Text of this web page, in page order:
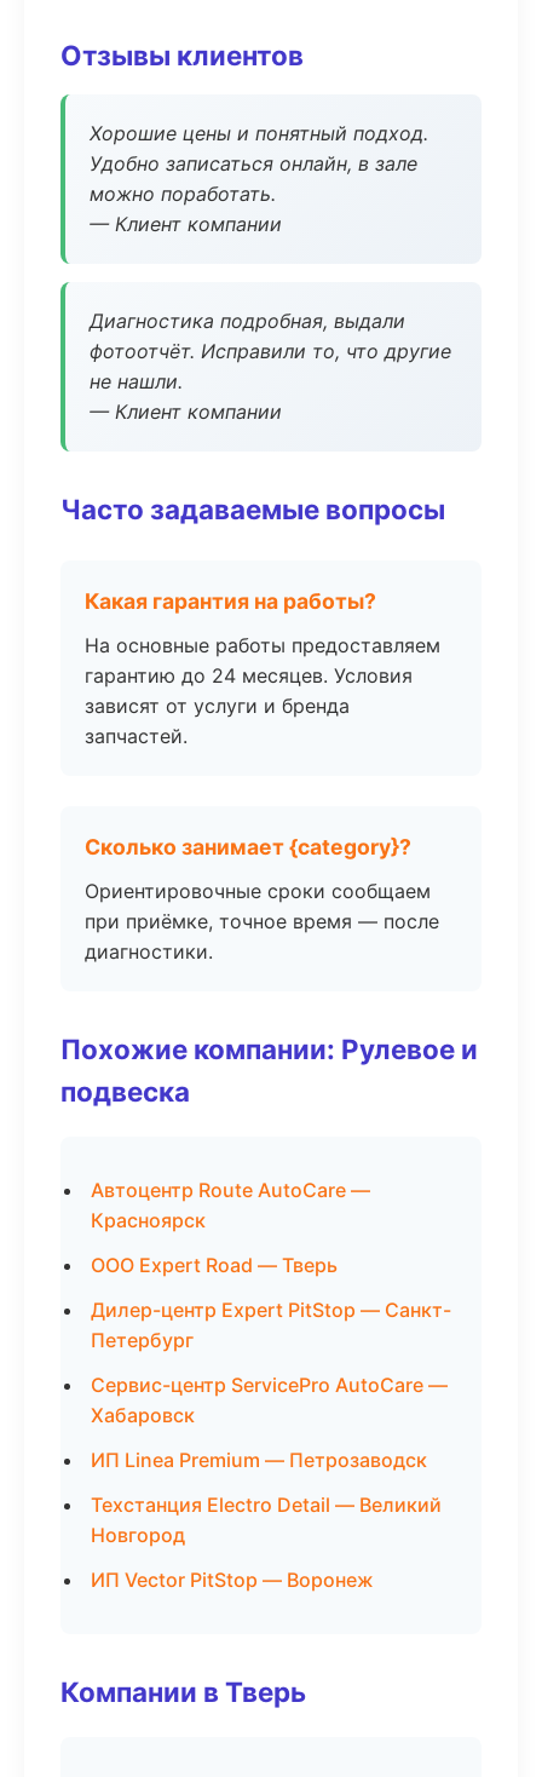
Отзывы клиентов
Хорошие цены и понятный подход.
Удобно записаться онлайн, в зале
можно поработать.
— Клиент компании
Диагностика подробная, выдали
фотоотчёт. Исправили то, что другие
не нашли.
— Клиент компании
Часто задаваемые вопросы
Какая гарантия на работы?
На основные работы предоставляем
гарантию до 24 месяцев. Условия
зависят от услуги и бренда
запчастей.
Сколько занимает {category}?
Ориентировочные сроки сообщаем
при приёмке, точное время — после
диагностики.
Похожие компании: Рулевое и
подвеска
Автоцентр Route AutoCare —
Красноярск
ООО Expert Road — Тверь
Дилер-центр Expert PitStop — Санкт-
Петербург
Сервис-центр ServicePro AutoCare —
Хабаровск
ИП Linea Premium — Петрозаводск
Техстанция Electro Detail — Великий
Новгород
ИП Vector PitStop — Воронеж
Компании в Тверь